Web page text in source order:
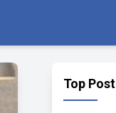
Top Post